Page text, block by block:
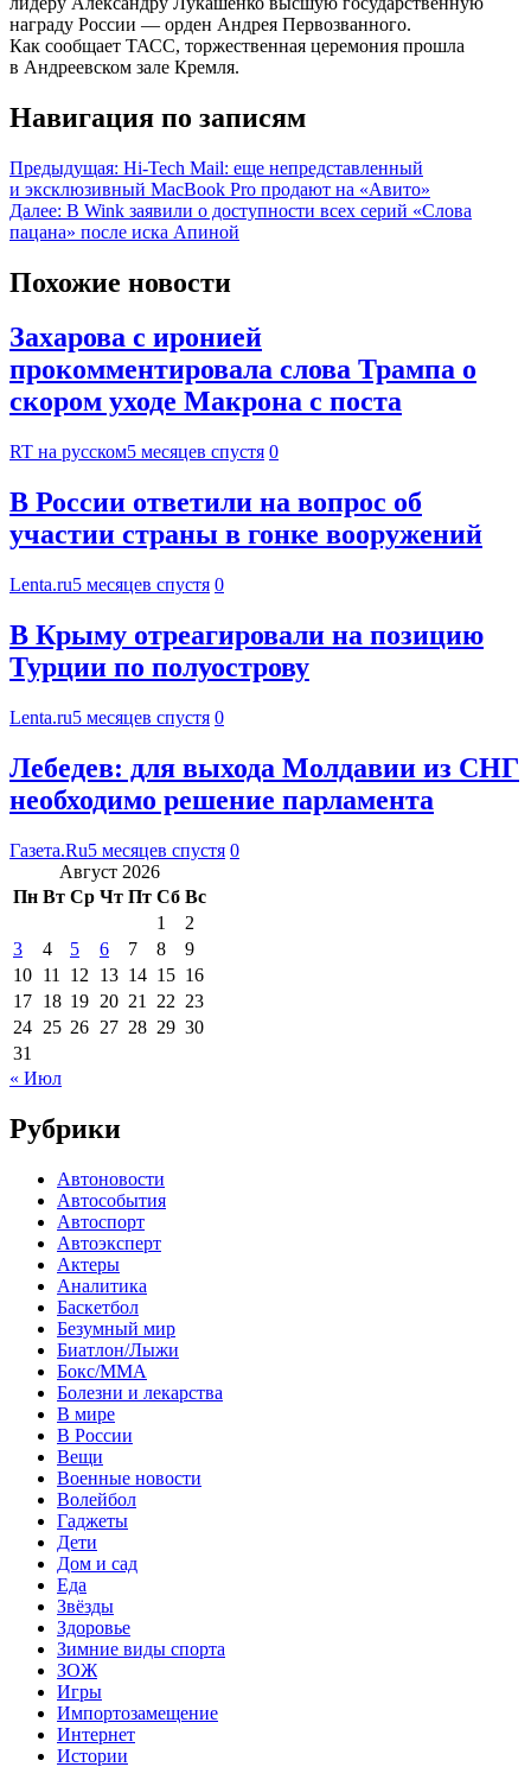
награду России — орден Андрея Первозванного.
Как сообщает ТАСС, торжественная церемония прошла
в Андреевском зале Кремля.
Навигация по записям
Предыдущая: Hi-Tech Mail: еще непредставленный
и эксклюзивный MacBook Pro продают на «Авито»
Далее: В Wink заявили о доступности всех серий «Слова
пацана» после иска Апиной
Похожие новости
Захарова с иронией
прокомментировала слова Трампа о
скором уходе Макрона с поста
RT на русском5 месяцев спустя 0
В России ответили на вопрос об
участии страны в гонке вооружений
Lenta.ru5 месяцев спустя 0
В Крыму отреагировали на позицию
Турции по полуострову
Lenta.ru5 месяцев спустя 0
Лебедев: для выхода Молдавии из СНГ
необходимо решение парламента
Газета.Ru5 месяцев спустя 0
Август 2026
Пн Вт Ср Чт Пт Сб Вс
1
2
3
4 5 6 7 8
9
10 11 12 13 14 15 16
17 18 19 20 21 22 23
24 25 26 27 28 29 30
31
« Июл
Рубрики
Автоновости
Автособытия
Автоспорт
Автоэксперт
Актеры
Аналитика
Баскетбол
Безумный мир
Биатлон/Лыжи
Бокс/MMA
Болезни и лекарства
В мире
В России
Вещи
Военные новости
Волейбол
Гаджеты
Дети
Дом и сад
Еда
Звёзды
Здоровье
Зимние виды спорта
ЗОЖ
Игры
Импортозамещение
Интернет
Истории